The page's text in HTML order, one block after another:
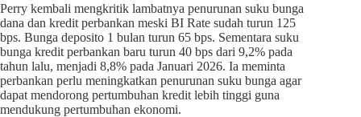
Perry kembali mengkritik lambatnya penurunan suku bunga
dana dan kredit perbankan meski BI Rate sudah turun 125
bps. Bunga deposito 1 bulan turun 65 bps. Sementara suku
bunga kredit perbankan baru turun 40 bps dari 9,2% pada
tahun lalu, menjadi 8,8% pada Januari 2026. Ia meminta
perbankan perlu meningkatkan penurunan suku bunga agar
dapat mendorong pertumbuhan kredit lebih tinggi guna
mendukung pertumbuhan ekonomi.